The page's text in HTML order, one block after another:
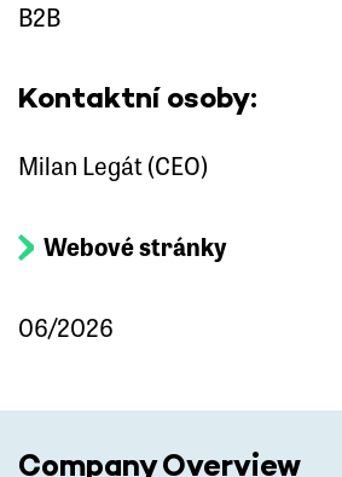
B2B
Kontaktní osoby:
Milan Legát (CEO)
Webové stránky
06/2026
Company Overview